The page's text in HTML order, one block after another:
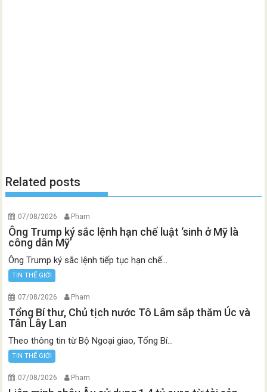
Related posts
07/08/2026 Pham
Ông Trump ký sắc lệnh hạn chế luật ‘sinh ở Mỹ là
công dân Mỹ’
Ông Trump ký sắc lệnh tiếp tục hạn chế...
TIN THẾ GIỚI
07/08/2026 Pham
Tổng Bí thư, Chủ tịch nước Tô Lâm sắp thăm Úc và
Tân Lây Lan
Theo thông tin từ Bộ Ngoại giao, Tổng Bí...
TIN THẾ GIỚI
07/08/2026 Pham